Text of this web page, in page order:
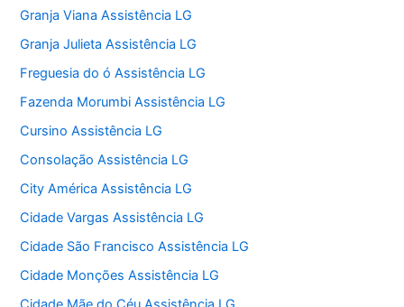
Granja Viana Assistência LG
Granja Julieta Assistência LG
Freguesia do ó Assistência LG
Fazenda Morumbi Assistência LG
Cursino Assistência LG
Consolação Assistência LG
City América Assistência LG
Cidade Vargas Assistência LG
Cidade São Francisco Assistência LG
Cidade Monções Assistência LG